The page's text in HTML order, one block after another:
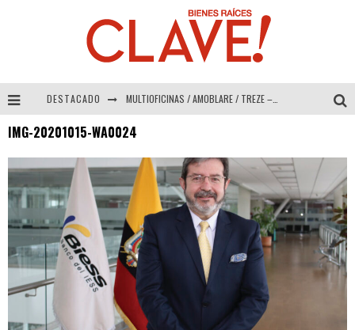
DESTACADO MULTIOFICINAS / AMOBLARE / TREZE – Especial Interiorismo & Decoración 2026
COLINEAL – Especial Interiorismo & Decoración 2026
ADRIANA HOYOS DESIGN STUDIO – Especial Interiorismo & Decoración 2026
IMG-20201015-WA0024